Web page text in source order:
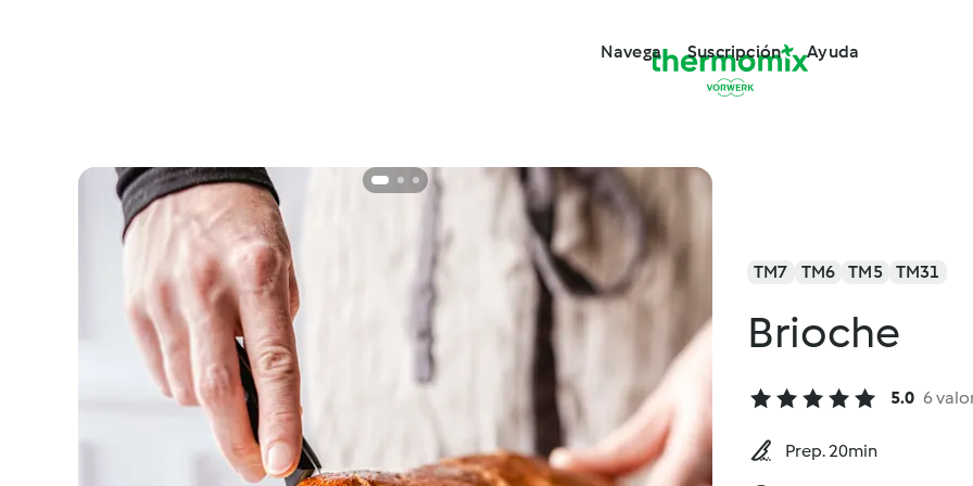
Navega Suscripción Ayuda
TM7 TM6 TM5 TM31
Brioche
5.0 6
Prep. 20min